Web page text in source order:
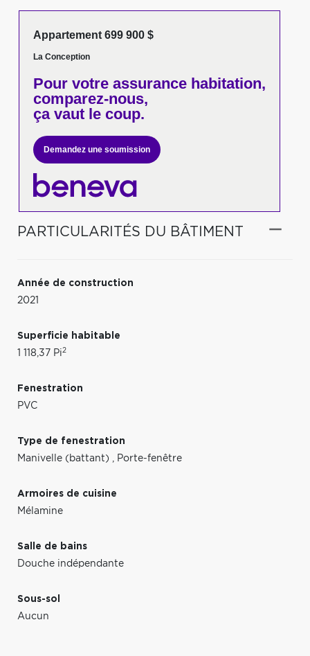
Appartement 699 900 $
La Conception
Pour votreassurance habitation,
comparez-nous,
ça vaut le coup.
Demandez une soumission
PARTICULARITÉS DU BÂTIMENT
Année de construction
2021
Superficie habitable
1 118,37 Pi2
Fenestration
PVC
Type de fenestration
Manivelle (battant) , Porte-fenêtre
Armoires de cuisine
Mélamine
Salle de bains
Douche indépendante
Sous-sol
Aucun